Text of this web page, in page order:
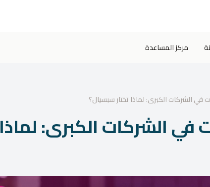
مركز المساعدة
في الشركات الكبرى: لماذا تختار سبسيال؟
في الشركات الكبرى: لماذا